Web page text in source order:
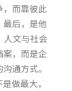
而靠彼此
最后，是他
人文与社会
案，而是企
通方式。
做最大，